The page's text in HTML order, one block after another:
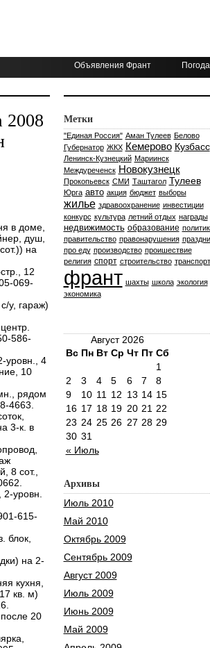
Объявления Франт Погода
2008
в доме,
душ,
на
12
069-
у, гараж)
586-
уровн., 4
10
рядом
4663.
3-к. в
8 сот.,
уровн.
615-
блок,
на 2-
кухня,
кв. м)
20
Метки
"Единая Россия" Аман Тулеев Белово
Губернатор ЖКХ Кемерово Кузбасс
Ленинск-Кузнецкий Мариинск
Междуреченск Новокузнецк
Прокопьевск СМИ Таштагол Тулеев
Юрга авто акция бюджет выборы
жилье здравоохранение инвестиции
конкурс культура летний отдых награды
недвижимость образование
правительство правонарушения
про еду производство проишествие
религия спорт строительство транспорт
франт шахты школа экология
экономика
Август 2026
Вс Пн Вт Ср Чт Пт Сб
« Июль
1
2
3 4 5 6 7
8
9
10 11 12 13 14 15
16 17 18 19 20 21 22
23 24 25 26 27 28 29
30 31
Архивы
Июль 2010
Май 2010
Октябрь 2009
Сентябрь 2009
Август 2009
Июль 2009
Июнь 2009
Май 2009